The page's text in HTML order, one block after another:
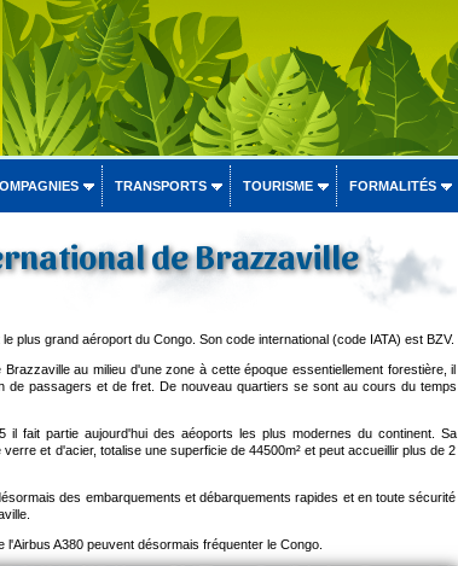
TRANSPORTS TOURISME FORMALITÉS
de Brazzaville
plus grand aéroport du Congo. Son code international (code IATA) est BZV.
au milieu d'une zone à cette époque essentiellement forestière, il
passagers et de fret. De nouveau quartiers se sont au cours du temps
il fait partie aujourd'hui des aéoports les plus modernes du continent. Sa
et d'acier, totalise une superficie de 44500m² et peut accueillir plus de 2
des embarquements et débarquements rapides et en toute sécurité
A380 peuvent désormais fréquenter le Congo.